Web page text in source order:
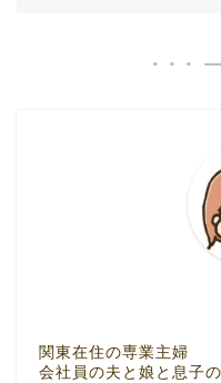
関東在住の専業主婦
会社員の夫と娘と息子